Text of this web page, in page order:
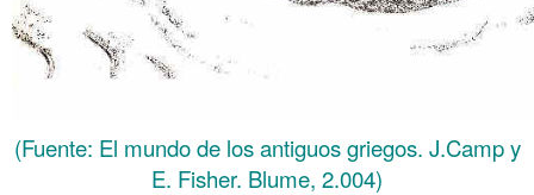
(Fuente: El mundo de los antiguos griegos. J.Camp y
E. Fisher. Blume, 2.004)